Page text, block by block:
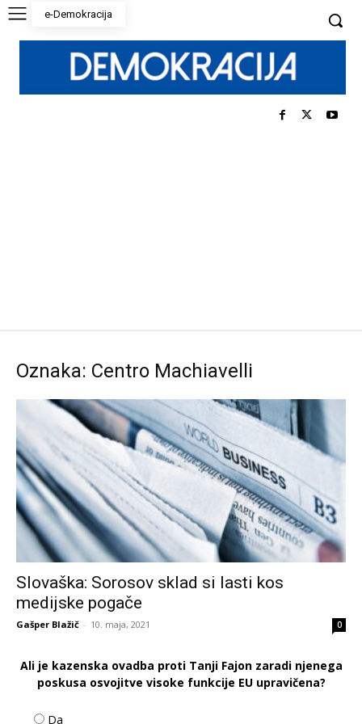
e-Demokracija
Oznaka: Centro Machiavelli
Slovaška: Sorosov sklad si lasti kos
medijske pogače
Gašper Blažič - 10. maja, 2021 0
Ali je kazenska ovadba proti Tanji Fajon zaradi njenega
poskusa osvojitve visoke funkcije EU upravičena?
Da